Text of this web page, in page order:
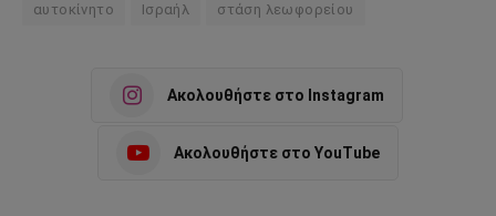
αυτοκίνητο Ισραήλ στάση λεωφορείου
Ακολουθήστε στο Instagram
Ακολουθήστε στο YouTube